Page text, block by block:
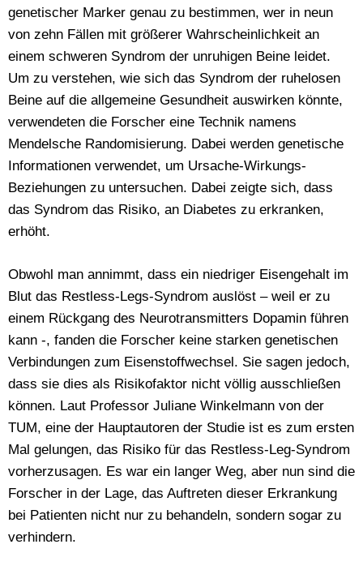
genetischer Marker genau zu bestimmen, wer in neun
von zehn Fällen mit größerer Wahrscheinlichkeit an
einem schweren Syndrom der unruhigen Beine leidet.
Um zu verstehen, wie sich das Syndrom der ruhelosen
Beine auf die allgemeine Gesundheit auswirken könnte,
verwendeten die Forscher eine Technik namens
Mendelsche Randomisierung. Dabei werden genetische
Informationen verwendet, um Ursache-Wirkungs-
Beziehungen zu untersuchen. Dabei zeigte sich, dass
das Syndrom das Risiko, an Diabetes zu erkranken,
erhöht.
Obwohl man annimmt, dass ein niedriger Eisengehalt im
Blut das Restless-Legs-Syndrom auslöst – weil er zu
einem Rückgang des Neurotransmitters Dopamin führen
kann -, fanden die Forscher keine starken genetischen
Verbindungen zum Eisenstoffwechsel. Sie sagen jedoch,
dass sie dies als Risikofaktor nicht völlig ausschließen
können. Laut Professor Juliane Winkelmann von der
TUM, eine der Hauptautoren der Studie ist es zum ersten
Mal gelungen, das Risiko für das Restless-Leg-Syndrom
vorherzusagen. Es war ein langer Weg, aber nun sind die
Forscher in der Lage, das Auftreten dieser Erkrankung
bei Patienten nicht nur zu behandeln, sondern sogar zu
verhindern.